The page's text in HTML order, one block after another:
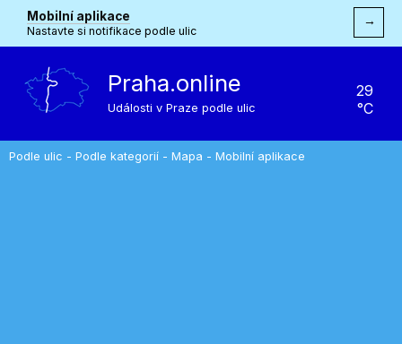
Mobilní aplikace
Nastavte si notifikace podle ulic
→
Praha.online
Události v Praze podle ulic
29
°C
Podle ulic - Podle kategorií - Mapa - Mobilní aplikace